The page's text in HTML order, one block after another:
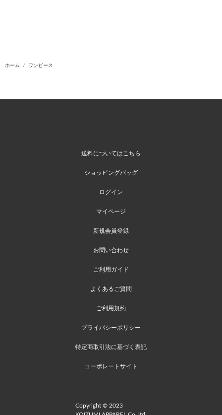
ホーム ワンピース
送料についてはこちら
ショッピングバッグ
ログイン
マイページ
新規会員登録
お問い合わせ
ご利用ガイド
よくあるご質問
ご利用規約
プライバシーポリシー
特定商取引法に基づく表記
コーポレートサイト
Copyright © 2023